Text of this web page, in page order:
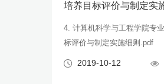
培养目标评价与制定实
4. 计算机科学与工程学院专
标评价与制定实施细则.pdf
2019-10-12